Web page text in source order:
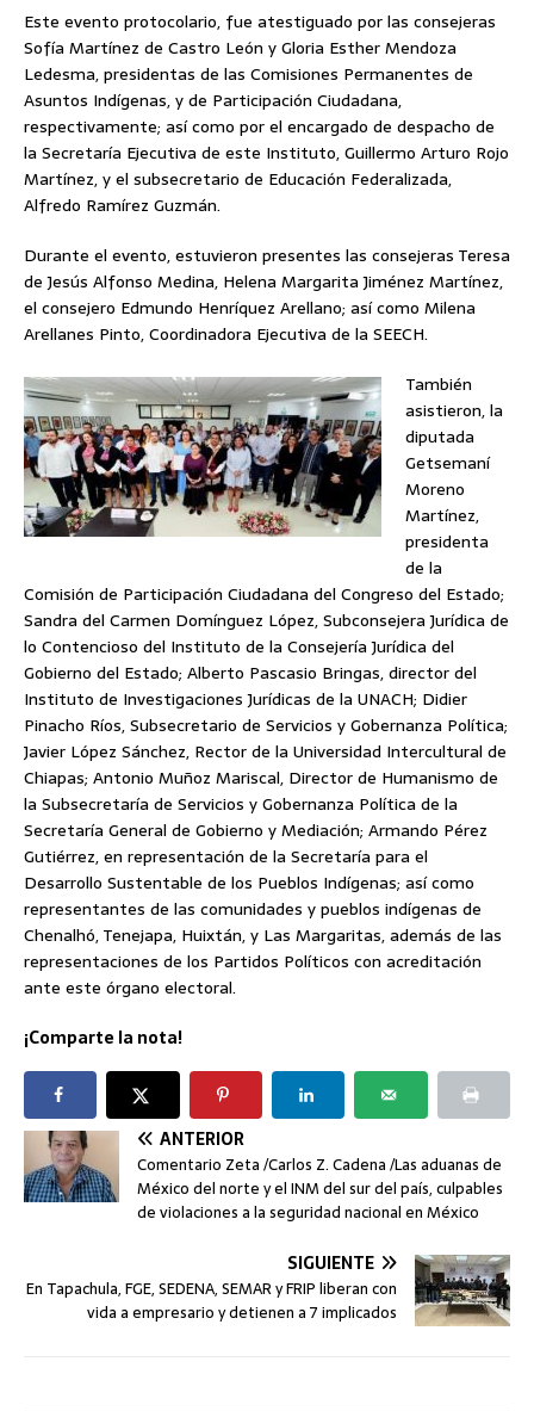
Este evento protocolario, fue atestiguado por las consejeras
Sofía Martínez de Castro León y Gloria Esther Mendoza
Ledesma, presidentas de las Comisiones Permanentes de
Asuntos Indígenas, y de Participación Ciudadana,
respectivamente; así como por el encargado de despacho de
la Secretaría Ejecutiva de este Instituto, Guillermo Arturo Rojo
Martínez, y el subsecretario de Educación Federalizada,
Alfredo Ramírez Guzmán.
Durante el evento, estuvieron presentes las consejeras Teresa
de Jesús Alfonso Medina, Helena Margarita Jiménez Martínez,
el consejero Edmundo Henríquez Arellano; así como Milena
Arellanes Pinto, Coordinadora Ejecutiva de la SEECH.
También
asistieron, la
diputada
Getsemaní
Moreno
Martínez,
presidenta
de la
Comisión de Participación Ciudadana del Congreso del Estado;
Sandra del Carmen Domínguez López, Subconsejera Jurídica de
lo Contencioso del Instituto de la Consejería Jurídica del
Gobierno del Estado; Alberto Pascasio Bringas, director del
Instituto de Investigaciones Jurídicas de la UNACH; Didier
Pinacho Ríos, Subsecretario de Servicios y Gobernanza Política;
Javier López Sánchez, Rector de la Universidad Intercultural de
Chiapas; Antonio Muñoz Mariscal, Director de Humanismo de
la Subsecretaría de Servicios y Gobernanza Política de la
Secretaría General de Gobierno y Mediación; Armando Pérez
Gutiérrez, en representación de la Secretaría para el
Desarrollo Sustentable de los Pueblos Indígenas; así como
representantes de las comunidades y pueblos indígenas de
Chenalhó, Tenejapa, Huixtán, y Las Margaritas, además de las
representaciones de los Partidos Políticos con acreditación
ante este órgano electoral.
¡Comparte la nota!
ANTERIOR
Comentario Zeta /Carlos Z. Cadena /Las aduanas de
México del norte y el INM del sur del país, culpables
de violaciones a la seguridad nacional en México
SIGUIENTE
En Tapachula, FGE, SEDENA, SEMAR y FRIP liberan con
vida a empresario y detienen a 7 implicados